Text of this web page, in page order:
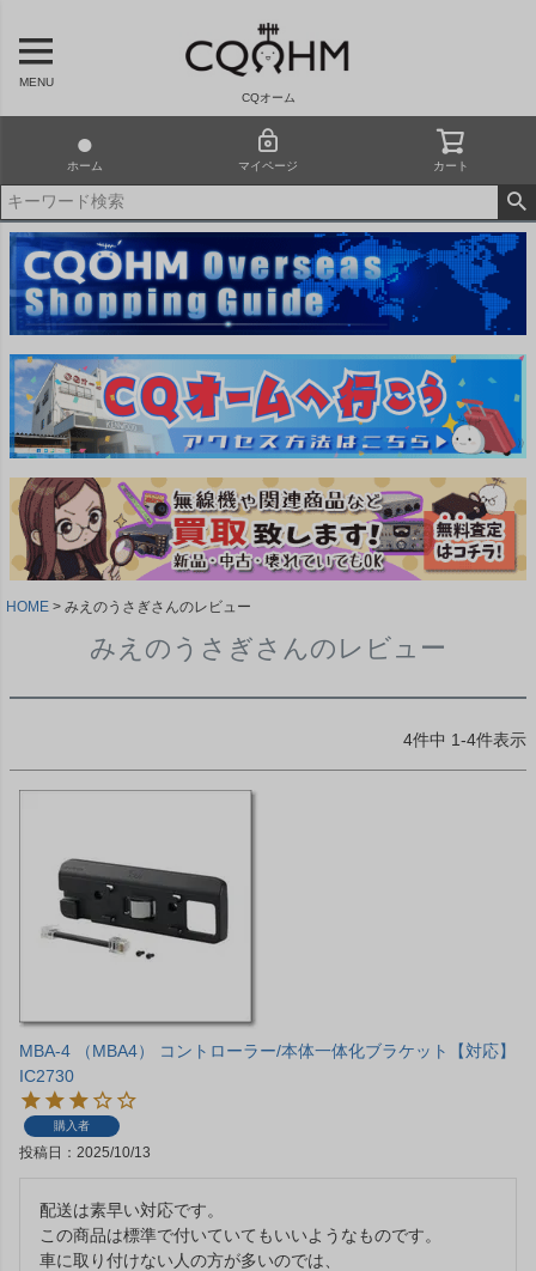
MENU
CQオーム
ホーム マイページ カート
HOME みえのうさぎさんのレビュー
みえのうさぎさんのレビュー
4件中 1-4件表示
MBA-4 （MBA4） コントローラー/本体一体化ブラケット【対応】
IC2730
購入者
投稿日 2025/10/13
配送は素早い対応です。
この商品は標準で付いていてもいいようなものです。
車に取り付けない人の方が多いのでは、